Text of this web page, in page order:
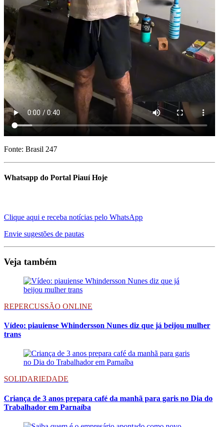
Fonte: Brasil 247
Whatsapp do Portal Piauí Hoje
Clique aqui e receba notícias pelo WhatsApp
Envie sugestões de pautas
Veja também
REPERCUSSÃO ONLINE
Vídeo: piauiense Whindersson Nunes diz que já beijou mulher
trans
SOLIDARIEDADE
Criança de 3 anos prepara café da manhã para garis no Dia do
Trabalhador em Parnaíba